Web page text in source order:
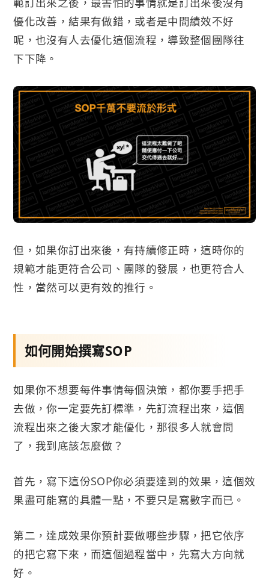
優化改善，結果有做錯，或者是中間績效不好
呢，也沒有人去優化這個流程，導致整個團隊往
下下降。
但，如果你訂出來後，有持續修正時，這時你的
規範才能更符合公司、團隊的發展，也更符合人
性，當然可以更有效的推行。
如何開始撰寫SOP
如果你不想要每件事情每個決策，都你要手把手
去做，你一定要先訂標準，先訂流程出來，這個
流程出來之後大家才能優化，那很多人就會問
了，我到底該怎麼做？
首先，寫下這份SOP你必須要達到的效果，這個效
果盡可能寫的具體一點，不要只是寫數字而已。
第二，達成效果你預計要做哪些步驟，把它依序
的把它寫下來，而這個過程當中，先寫大方向就
好。